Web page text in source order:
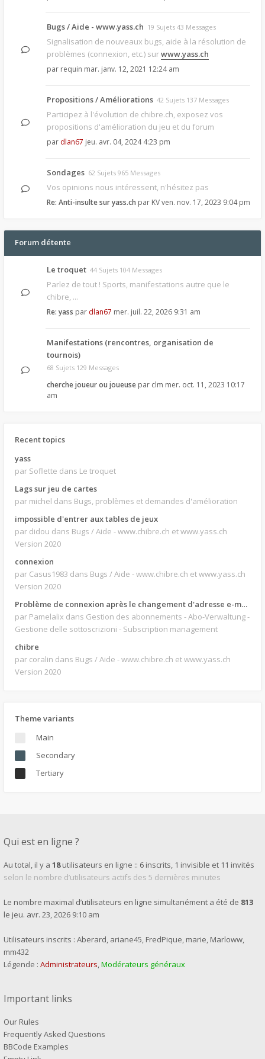
Bugs / Aide - www.yass.ch 19 Sujets 43 Messages
Signalisation de nouveaux bugs, aide à la résolution de
problèmes (connexion, etc.) surwww.yass.ch
par requin mar. janv. 12, 2021 12:24 am
Propositions / Améliorations 42 Sujets 137 Messages
Participez à l'évolution de chibre.ch, exposez vos
propositions d'amélioration du jeu et du forum
par dlan67 jeu. avr. 04, 2024 4:23 pm
Sondages 62 Sujets 965 Messages
Vos opinions nous intéressent, n'hésitez pas
Re: Anti-insulte sur yass.ch par KVven. nov. 17, 2023 9:04 pm
Forum détente
Le troquet 44 Sujets 104 Messages
Parlez de tout ! Sports, manifestations autre que le
chibre, ...
Re: yass par dlan67 mer. juil. 22, 2026 9:31 am
Manifestations (rencontres, organisation de
tournois)
68 Sujets 129 Messages
cherche joueur ou joueuse par clm mer. oct. 11, 2023 10:17
am
Recent topics
yass
par Soflette dans Le troquet
Lags sur jeu de cartes
par michel dans Bugs, problèmes et demandes d'amélioration
impossible d'entrer aux tables de jeux
par didou dans Bugs / Aide - www.chibre.ch et www.yass.ch
Version 2020
connexion
par Casus1983 dans Bugs / Aide - www.chibre.ch et www.yass.ch
Version 2020
Problème de connexion après le changement d'adresse e-mail.
par Pamelalix dans Gestion des abonnements - Abo-Verwaltung -
Gestione delle sottoscrizioni - Subscription management
chibre
par coralin dans Bugs / Aide - www.chibre.ch et www.yass.ch
Version 2020
Theme variants
Main
Secondary
Tertiary
Qui est en ligne ?
Au total, il y a 18utilisateurs en ligne :: 6 inscrits, 1 invisible et 11 invités
selon le nombre d’utilisateurs actifs des 5 dernières minutes
Le nombre maximal d’utilisateurs en ligne simultanément a été de 813
le jeu. avr. 23, 2026 9:10 am
Utilisateurs inscrits : Aberard, ariane45, FredPique, marie, Marloww,
mm432
Légende : Administrateurs,Modérateurs généraux
Important links
Our Rules
Frequently Asked Questions
BBCode Examples